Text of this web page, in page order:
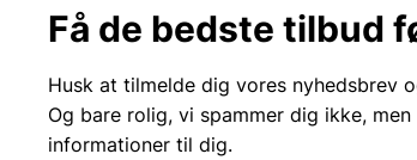
Få de bedste tilbud
Husk at tilmelde dig vores
Og bare rolig, vi spammer dig ikke,
informationer til dig.